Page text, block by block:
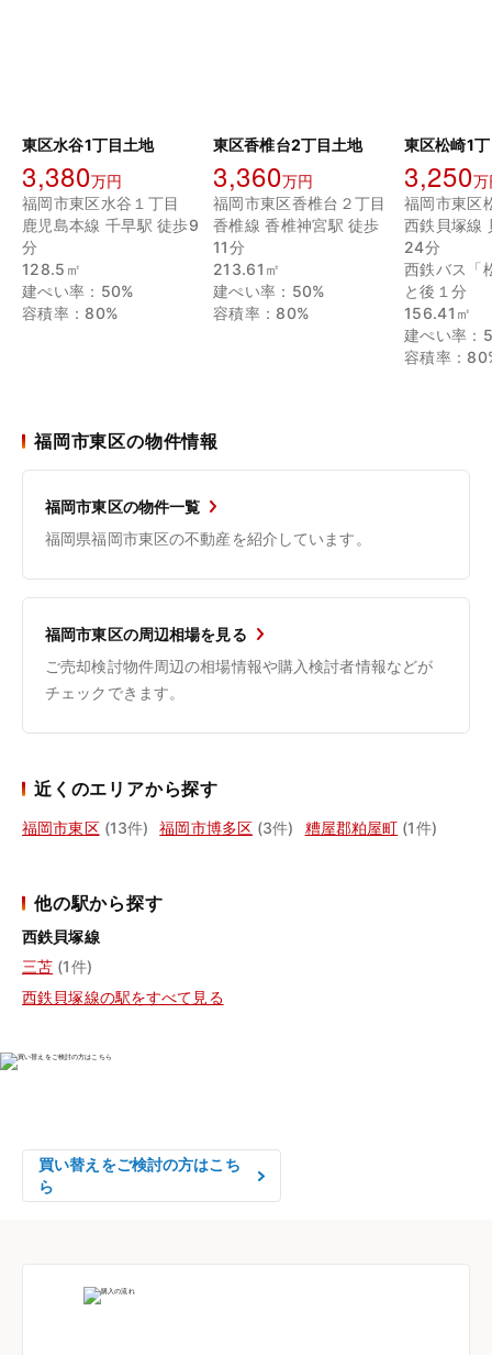
東区水谷1丁目土地
3,380万円
福岡市東区水谷１丁目
鹿児島本線 千早駅 徒歩9
分
128.5㎡
建ぺい率：50%
容積率：80%
東区香椎台2丁目土地
3,360万円
福岡市東区香椎台２丁目
香椎線 香椎神宮駅 徒歩
11分
213.61㎡
建ぺい率：50%
容積率：80%
東区松崎1
3,250万
福岡市東区
西鉄貝塚線
24分
西鉄バス「
と後１分
156.41㎡
建ぺい率：
容積率：
福岡市東区の物件情報
福岡市東区の物件一覧
福岡県福岡市東区の不動産を紹介しています。
福岡市東区の周辺相場を見る
ご売却検討物件周辺の相場情報や購入検討者情報などが
チェックできます。
近くのエリアから探す
福岡市東区 (13件) 福岡市博多区 (3件) 糟屋郡粕屋町 (1件)
他の駅から探す
西鉄貝塚線
三苫 (1件)
西鉄貝塚線の駅をすべて見る
買い替えをご検討の方はこち
ら